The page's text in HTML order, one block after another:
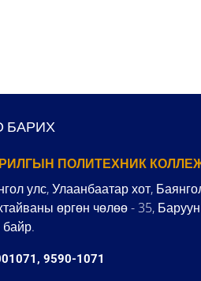
БАРИХ
ПОЛИТЕХНИК
улс, Улаанбаатар хот,
өргөн чөлөө - 35,
байр.
9590-1071